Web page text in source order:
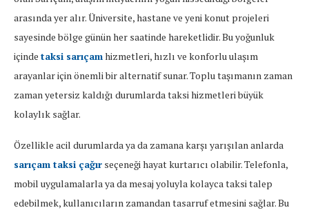
arasında yer alır. Üniversite, hastane ve yeni konut projeleri
sayesinde bölge günün her saatinde hareketlidir. Bu yoğunluk
içinde taksi sarıçamhizmetleri, hızlı ve konforlu ulaşım
arayanlar için önemli bir alternatif sunar. Toplu taşımanın zaman
zaman yetersiz kaldığı durumlarda taksi hizmetleri büyük
kolaylık sağlar.
Özellikle acil durumlarda ya da zamana karşı yarışılan anlarda
sarıçam taksi çağır seçeneği hayat kurtarıcı olabilir. Telefonla,
mobil uygulamalarla ya da mesaj yoluyla kolayca taksi talep
edebilmek, kullanıcıların zamandan tasarruf etmesini sağlar. Bu